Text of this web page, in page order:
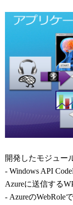
開発したモジュー
- Windows API
Azureに送信する
- AzureのWebRole